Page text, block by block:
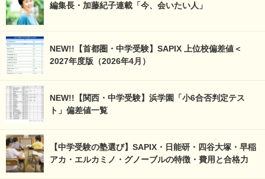
編集長・加藤紀子連載「今、会いたい人」
NEW!!【首都圏・中学受験】SAPIX 上位校偏差値＜
2027年度版（2026年4月）
NEW!!【関西・中学受験】浜学園「小6合否判定テス
ト」偏差値一覧
【中学受験の塾選び】SAPIX・日能研・四谷大塚・早稲
アカ・エルカミノ・グノーブルの特徴・費用と合格力